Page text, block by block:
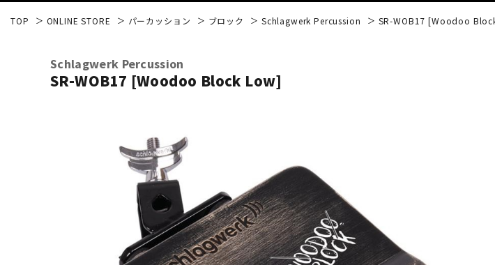
DJ機器 DTM
ヴィンテージ
TOP ONLINE STORE パーカッション ブロック Schlagwerk Percussion SR-WOB17 [Woodoo
Schlagwerk Percussion
SR-WOB17 [Woodoo Block Low]